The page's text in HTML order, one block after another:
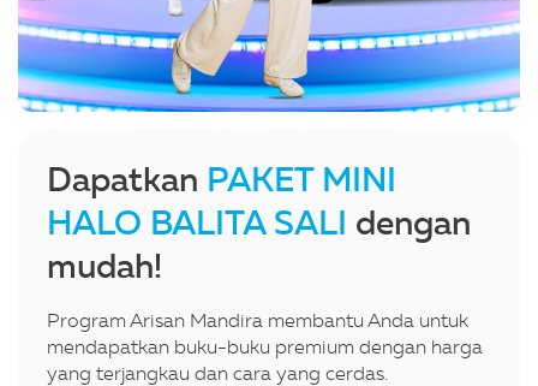
Dapatkan PAKET MINI
HALO BALITA SALI dengan
mudah!
Program Arisan Mandira membantu Anda untuk
mendapatkan buku-buku premium dengan harga
yang terjangkau dan cara yang cerdas.